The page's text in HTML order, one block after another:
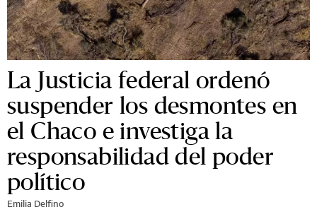
La Justicia federal ordenó
suspender los desmontes en
el Chaco e investiga la
responsabilidad del poder
político
Emilia Delfino